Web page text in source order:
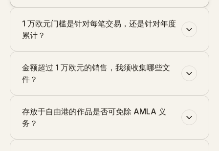
1 万欧元门槛是针对每笔交易，还是针对年度
累计？
金额超过 1 万欧元的销售，我须收集哪些文
件？
存放于自由港的作品是否可免除 AMLA 义
务？